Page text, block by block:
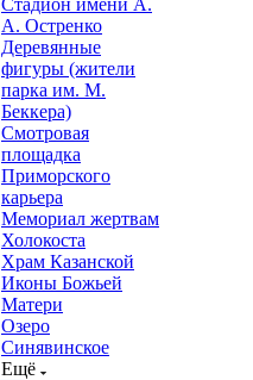
Стадион имени А.
А. Остренко
Деревянные
фигуры (жители
парка им. М.
Беккера)
Смотровая
площадка
Приморского
карьера
Мемориал жертвам
Холокоста
Храм Казанской
Иконы Божьей
Матери
Озеро
Синявинское
Ещё